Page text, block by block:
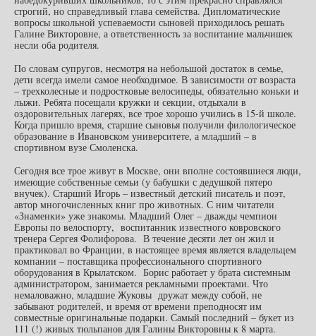
строгий, но справедливый глава семейства. Дипломатические
вопросы школьной успеваемости сыновей приходилось решать
Галине Викторовне, а ответственность за воспитание мальчишек
несли оба родителя.
По словам супругов, несмотря на небольшой достаток в семье,
дети всегда имели самое необходимое. В зависимости от возраста
– трехколесные и подростковые велосипеды, обязательно коньки и
лыжи. Ребята посещали кружки и секции, отдыхали в
оздоровительных лагерях, все трое хорошо учились в 15-й школе.
Когда пришло время, старшие сыновья получили филологическое
образование в Ивановском университете, а младший – в
спортивном вузе Смоленска.
Сегодня все трое живут в Москве, они вполне состоявшиеся люди,
имеющие собственные семьи (у бабушки с дедушкой пятеро
внучек). Старший Игорь – известный детский писатель и поэт,
автор многочисленных книг про животных. С ним читатели
«Знаменки» уже знакомы. Младший Олег – дважды чемпион
Европы по велоспорту, воспитанник известного ковровского
тренера Сергея Фолифорова. В течение десяти лет он жил и
практиковал во Франции, в настоящее время является владельцем
компании – поставщика профессионального спортивного
оборудования в Крылатском. Борис работает у брата системным
администратором, занимается рекламными проектами. Что
немаловажно, младшие Жуковы дружат между собой, не
забывают родителей, и время от времени преподносят им
совместные оригинальные подарки. Самый последний – букет из
111 (!) живых тюльпанов для Галины Викторовны к 8 марта.